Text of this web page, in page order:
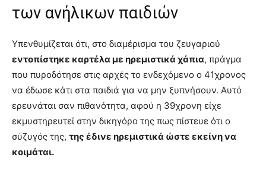
των ανήλικων παιδιών
Υπενθυμίζεται ότι, στο διαμέρισμα του ζευγαριού
εντοπίστηκε καρτέλα με ηρεμιστικά χάπια, πράγμα
που πυροδότησε στις αρχές το ενδεχόμενο ο 41χρονος
να έδωσε κάτι στα παιδιά για να μην ξυπνήσουν. Αυτό
ερευνάται σαν πιθανότητα, αφού η 39χρονη είχε
εκμυστηρευτεί στην δικηγόρο της πως πίστευε ότι ο
σύζυγός της, της έδινε ηρεμιστικά ώστε εκείνη να
κοιμάται.